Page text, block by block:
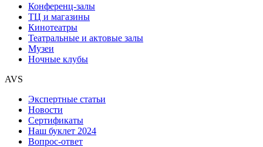
Конференц-залы
ТЦ и магазины
Кинотеатры
Театральные и актовые залы
Музеи
Ночные клубы
AVS
Экспертные статьи
Новости
Сертификаты
Наш буклет 2024
Вопрос-ответ